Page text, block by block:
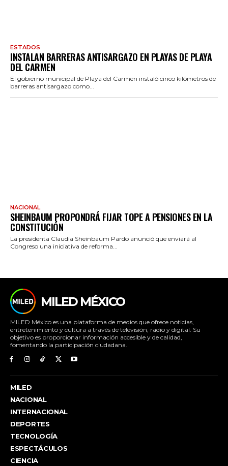
ESTADOS
INSTALAN BARRERAS ANTISARGAZO EN PLAYAS DE PLAYA
DEL CARMEN
El gobierno municipal de Playa del Carmen instaló cinco kilómetros de
barreras antisargazo como...
NACIONAL
SHEINBAUM PROPONDRÁ FIJAR TOPE A PENSIONES EN LA
CONSTITUCIÓN
La presidenta Claudia Sheinbaum Pardo anunció que enviará al
Congreso una iniciativa de reforma...
MILED MÉXICO
MILED México es una plataforma de medios que ofrece noticias,
entretenimiento y cultura a través de televisión, radio y digital. Su
objetivo es proporcionar información accesible y de calidad,
fomentando la participación ciudadana.
MILED
NACIONAL
INTERNACIONAL
DEPORTES
TECNOLOGÍA
ESPECTÁCULOS
CIENCIA